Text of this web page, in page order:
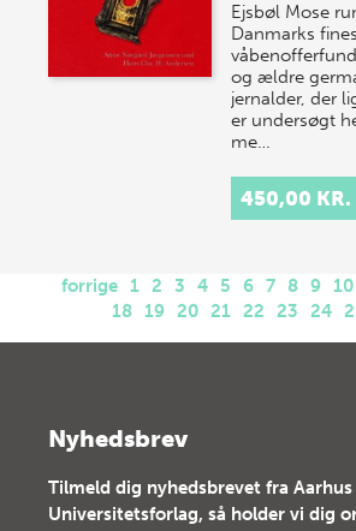
Ejsbøl Mose
Danmarks
og ældre
jernalder, der
er undersøgt
me…
450,00 KR.
forrige 1 2 3 4 5 6 7 8 9 10
18 19 20 21 22 23 24
Nyhedsbrev
Tilmeld dig nyhedsbrevet fra Aarhus
Universitetsforlag, så holder vi dig